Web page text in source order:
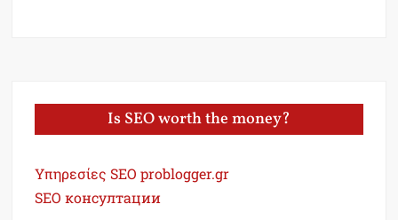
Is SEO worth the money?
Υπηρεσίες SEO problogger.gr
SEO консултации